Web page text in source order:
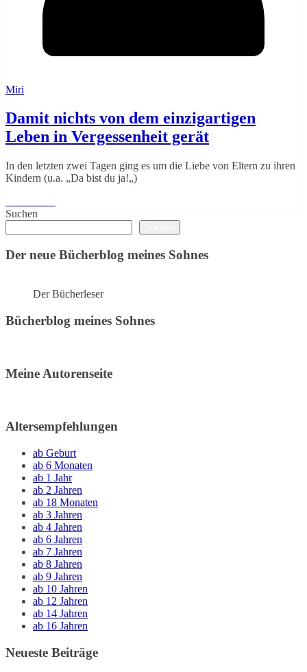
Miri
Damit nichts von dem einzigartigen
Leben in Vergessenheit gerät
In den letzten zwei Tagen ging es um die Liebe von Eltern zu ihren
Kindern (u.a. „Da bist du ja!„)
Suchen
Der neue Bücherblog meines Sohnes
Der Bücherleser
Bücherblog meines Sohnes
Meine Autorenseite
Altersempfehlungen
ab Geburt
ab 6 Monaten
ab 1 Jahr
ab 2 Jahren
ab 18 Monaten
ab 3 Jahren
ab 4 Jahren
ab 6 Jahren
ab 7 Jahren
ab 8 Jahren
ab 9 Jahren
ab 10 Jahren
ab 12 Jahren
ab 14 Jahren
ab 16 Jahren
Neueste Beiträge